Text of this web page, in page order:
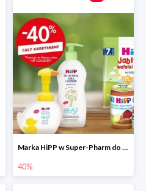
Marka HiPP w Super-Pharm do -40%
40%